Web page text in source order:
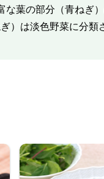
な葉の部分（青ねぎ
）は淡色野菜に分類